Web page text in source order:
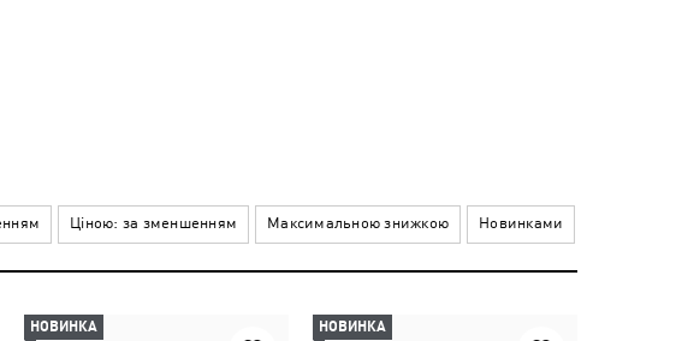
Ціною: за зменшенням Максимальною знижкою Новинками
НОВИНКА НОВИНКА